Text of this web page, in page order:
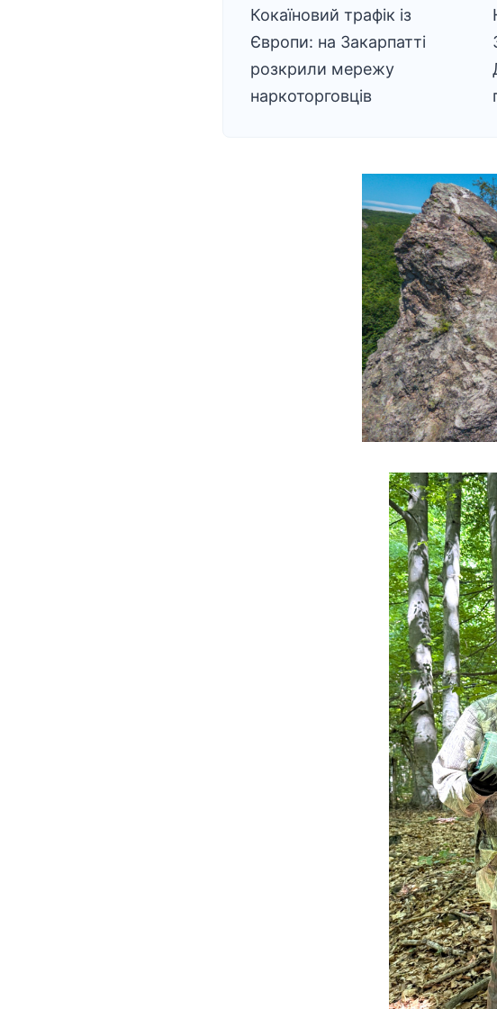
Кокаїновий трафік із
Європи: на Закарпатті
розкрили мережу
наркоторговців